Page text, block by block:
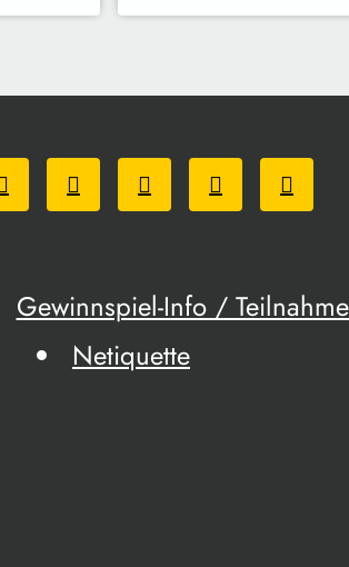
Gewinnspiel-Info /
Netiquette